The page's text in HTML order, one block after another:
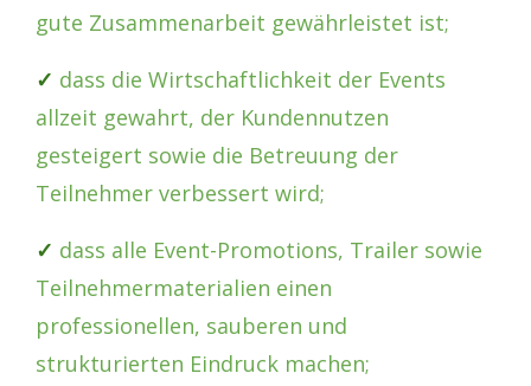
gute Zusammenarbeit gewährleistet ist;
✓ dass die Wirtschaftlichkeit der Events
allzeit gewahrt, der Kundennutzen
gesteigert sowie die Betreuung der
Teilnehmer verbessert wird;
✓ dass alle Event-Promotions, Trailer sowie
Teilnehmermaterialien einen
professionellen, sauberen und
strukturierten Eindruck machen;